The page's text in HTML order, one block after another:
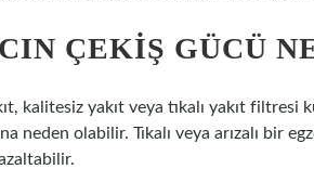
ÇEKIŞ GÜCÜ
kalitesiz yakıt veya tıkalı yakıt
neden olabilir. Tıkalı veya arızalı bir